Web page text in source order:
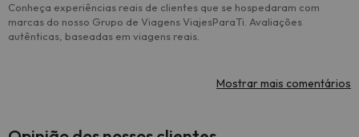
Conheça experiências reais de clientes que se hospedaram com
marcas do nosso Grupo de Viagens ViajesParaTi. Avaliações
autênticas, baseadas em viagens reais.
Mostrar mais comentários